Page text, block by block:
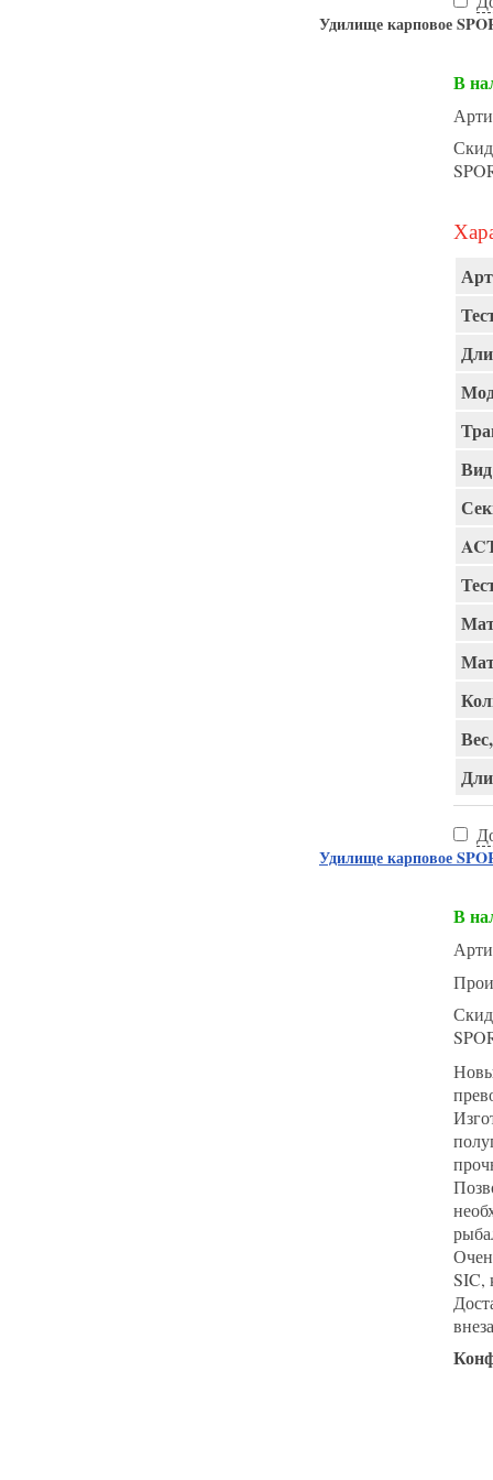
Удилище карповое
В
Вид
Удилище карповое
В
SIC,